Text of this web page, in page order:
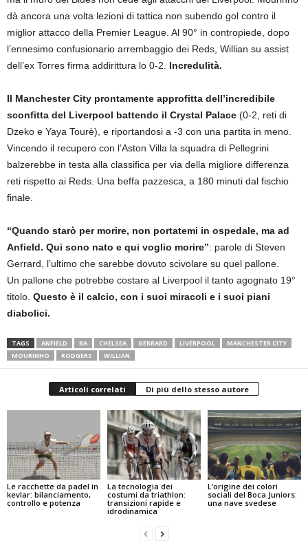
dà ancora una volta lezioni di tattica non subendo gol contro il
miglior attacco della Premier League. Al 90° in contropiede, dopo
l’ennesimo confusionario arrembaggio dei Reds, Willian su assist
dell’ex Torres firma addirittura lo 0-2. Incredulità.
Il Manchester City prontamente approfitta dell’incredibile
sconfitta del Liverpool battendo il Crystal Palace (0-2, reti di
Dzeko e Yaya Tourè), e riportandosi a -3 con una partita in meno.
Vincendo il recupero con l’Aston Villa la squadra di Pellegrini
balzerebbe in testa alla classifica per via della migliore differenza
reti rispetto ai Reds. Una beffa pazzesca, a 180 minuti dal fischio
finale.
“Quando starò per morire, non portatemi in ospedale, ma ad
Anfield. Qui sono nato e qui voglio morire”: parole di Steven
Gerrard, l’ultimo che sarebbe dovuto scivolare su quel pallone.
Un pallone che potrebbe costare al Liverpool il tanto agognato 19°
titolo. Questo è il calcio, con i suoi miracoli e i suoi piani
diabolici.
TAGS ANFIELD BA CHELSEA GERRARD LIVERPOOL
MANCHESTER CITY
MOURINHO
RODGERS WILLIAN
Articoli correlati Di più dello stesso autore
Le racchette da padel in
kevlar: bilanciamento,
controllo e potenza
La tecnologia dei
costumi da triathlon:
transizioni rapide e
idrodinamica
L’origine dei colori
sociali del Boca Juniors:
una nave svedese